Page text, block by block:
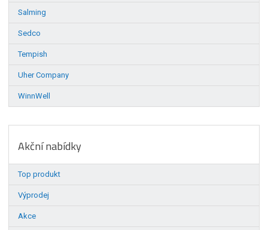
Salming
Sedco
Tempish
Uher Company
WinnWell
Akční nabídky
Top produkt
Výprodej
Akce